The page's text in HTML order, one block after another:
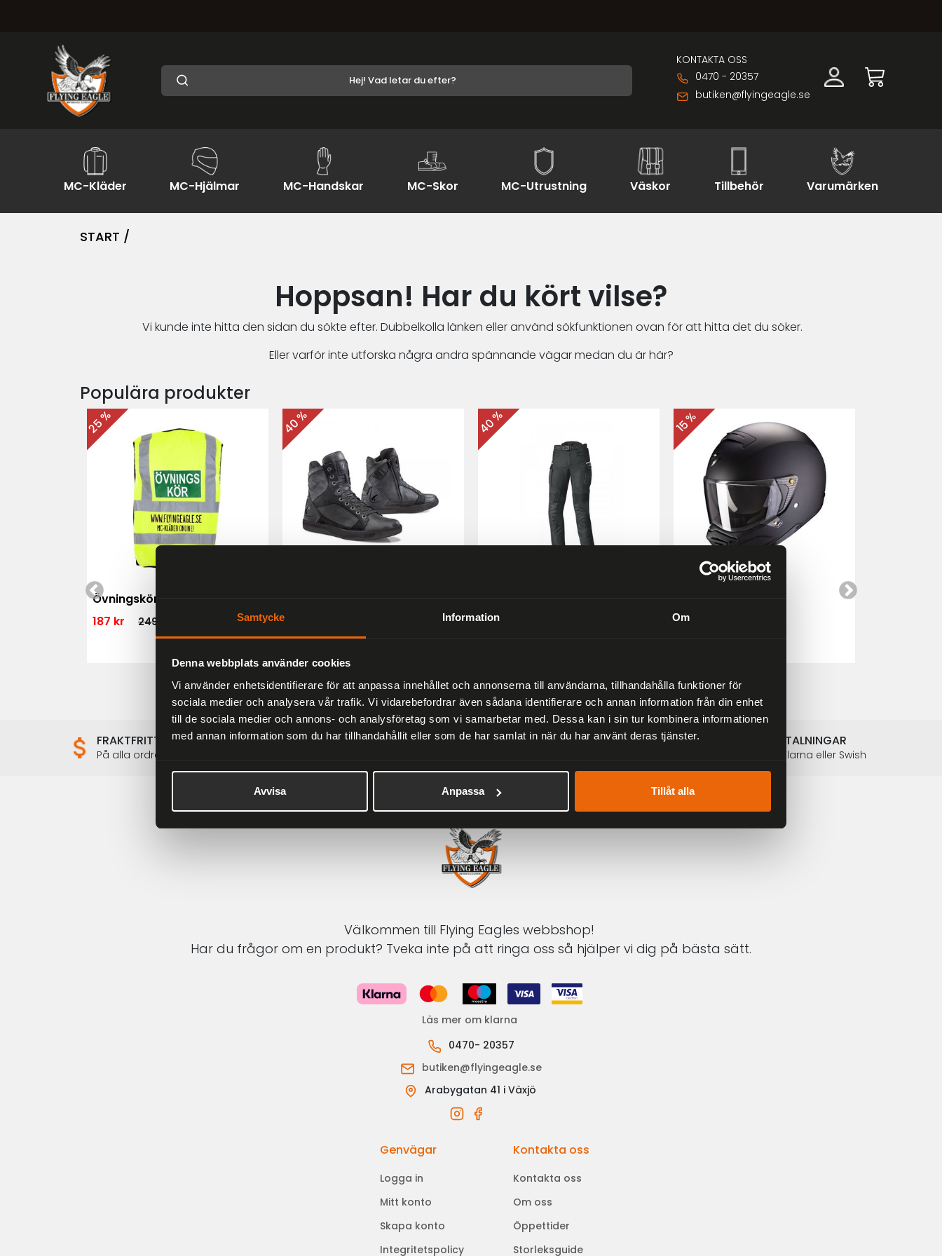
Samtycke Information Om
Denna webbplats använder cookies
Vi använder enhetsidentifierare för att anpassa innehållet och annonserna till användarna, tillhandahålla funktioner för
sociala medier och analysera vår trafik. Vi vidarebefordrar även sådana identifierare och annan information från din enhet
till de sociala medier och annons- och analysföretag som vi samarbetar med. Dessa kan i sin tur kombinera informationen
med annan information som du har tillhandahållit eller som de har samlat in när du har använt deras tjänster.
Avvisa Anpassa Tillåt alla
KONTAKTA OSS
0470 - 20357
butiken@flyingeagle.se
MC-Kläder MC-Hjälmar MC-Handskar MC-Skor MC-Utrustning Väskor Tillbehör Varumärken
START /
Hoppsan! Har du kört vilse?
Vi kunde inte hitta den sidan du sökte efter. Dubbelkolla länken eller använd sökfunktionen ovan för att hitta det du söker.
Eller varför inte utforska några andra spännande vägar medan du är här?
Populära produkter
25 %
Övningskörningsväst MC
187 kr
249 kr
40 % 40 %
Touring/Enduro MC-byxa
15 %
Mattsvart
FRAKTFRITT
På alla ordrar över 2000 kr
1-3 DAGAR LEVERANS SÄKRA BETALNINGAR
Betalkort, Klarna eller Swish
Välkommen till Flying Eagles webbshop!
Har du frågor om en produkt? Tveka inte på att ringa oss så hjälper vi dig på bästa sätt.
Läs mer om klarna
0470- 20357
butiken@flyingeagle.se
Arabygatan 41 i Växjö
Genvägar
Logga in
Mitt konto
Skapa konto
Integritetspolicy
Kontakta oss
Kontakta oss
Om oss
Öppettider
Storleksguide